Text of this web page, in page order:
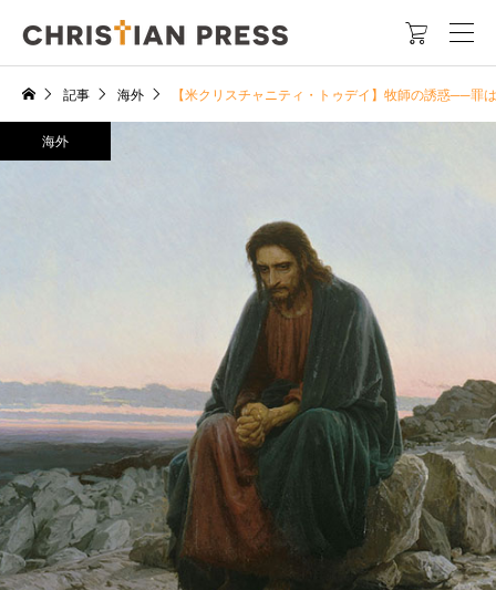

記事 海外 【米クリスチャニティ・トゥデイ】牧師の誘惑──罪
海外